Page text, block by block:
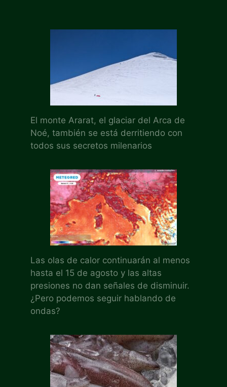
El monte Ararat, el glaciar del Arca de
Noé, también se está derritiendo con
todos sus secretos milenarios
Las olas de calor continuarán al menos
hasta el 15 de agosto y las altas
presiones no dan señales de disminuir.
¿Pero podemos seguir hablando de
ondas?